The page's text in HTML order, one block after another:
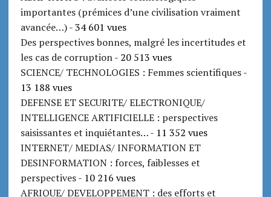
importantes (prémices d’une civilisation vraiment
avancée…)- 34 601 vues
Des perspectives bonnes, malgré les incertitudes et
les cas de corruption- 20 513 vues
SCIENCE/ TECHNOLOGIES : Femmes scientifiques-
13 188 vues
DEFENSE ET SECURITE/ ELECTRONIQUE/
INTELLIGENCE ARTIFICIELLE : perspectives
saisissantes et inquiétantes…- 11 352 vues
INTERNET/ MEDIAS/ INFORMATION ET
DESINFORMATION : forces, faiblesses et
perspectives- 10 216 vues
AFRIQUE/ DEVELOPPEMENT : des efforts et